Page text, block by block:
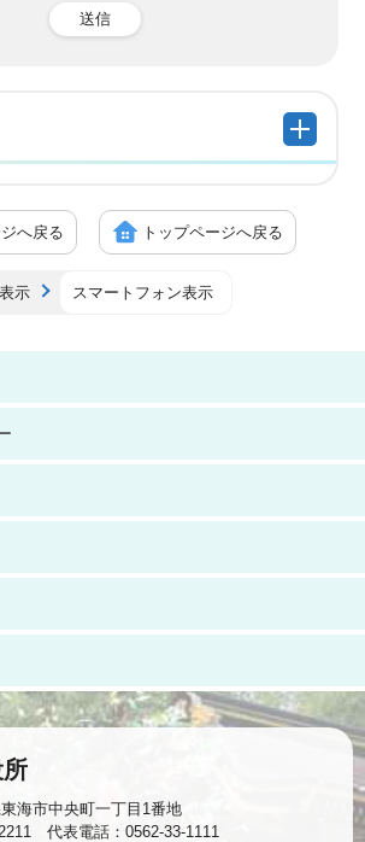
送信
へ戻る トップページへ戻る
示 スマートフォン表示
海市中央町一丁目1番地
代表電話：0562-33-1111